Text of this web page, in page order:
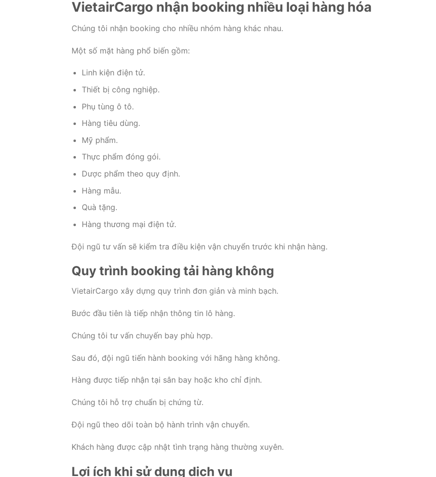
VietairCargo nhận booking nhiều loại hàng hóa
Chúng tôi nhận booking cho nhiều nhóm hàng khác nhau.
Một số mặt hàng phổ biến gồm:
Linh kiện điện tử.
Thiết bị công nghiệp.
Phụ tùng ô tô.
Hàng tiêu dùng.
Mỹ phẩm.
Thực phẩm đóng gói.
Dược phẩm theo quy định.
Hàng mẫu.
Quà tặng.
Hàng thương mại điện tử.
Đội ngũ tư vấn sẽ kiểm tra điều kiện vận chuyển trước khi nhận hàng.
Quy trình booking tải hàng không
VietairCargo xây dựng quy trình đơn giản và minh bạch.
Bước đầu tiên là tiếp nhận thông tin lô hàng.
Chúng tôi tư vấn chuyến bay phù hợp.
Sau đó, đội ngũ tiến hành booking với hãng hàng không.
Hàng được tiếp nhận tại sân bay hoặc kho chỉ định.
Chúng tôi hỗ trợ chuẩn bị chứng từ.
Đội ngũ theo dõi toàn bộ hành trình vận chuyển.
Khách hàng được cập nhật tình trạng hàng thường xuyên.
Lợi ích khi sử dụng dịch vụ